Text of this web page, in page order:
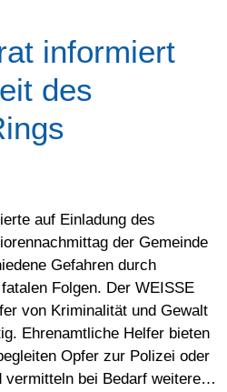
informiert
des
auf Einladung des
der Gemeinde
Gefahren durch
Folgen. Der WEISSE
von Kriminalität und Gewalt
Ehrenamtliche Helfer bieten
Opfer zur Polizei oder
vermitteln bei Bedarf weitere…